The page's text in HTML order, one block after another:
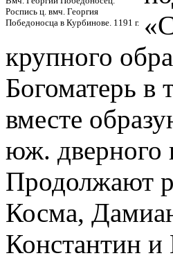
Роспись ц. вмч. Георгия
Победоносца в Курбинове. 1191 г.
крупного
Богоматерь в
вместе
юж. дверного
Продолжают
Косма,
Константин